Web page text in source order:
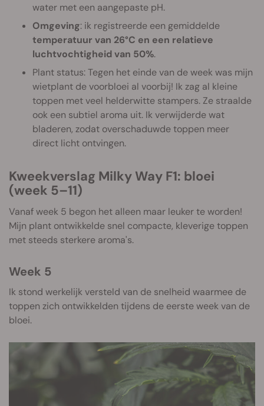
water met een aangepaste pH.
Omgeving: ik registreerde een gemiddelde
temperatuur van 26°C en een relatieve
luchtvochtigheid van 50%.
Plant status: Tegen het einde van de week was mijn
wietplant de voorbloei al voorbij! Ik zag al kleine
toppen met veel helderwitte stampers. Ze straalde
ook een subtiel aroma uit. Ik verwijderde wat
bladeren, zodat overschaduwde toppen meer
direct licht ontvingen.
Kweekverslag Milky Way F1: bloei
(week 5–11)
Vanaf week 5 begon het alleen maar leuker te worden!
Mijn plant ontwikkelde snel compacte, kleverige toppen
met steeds sterkere aroma's.
Week 5
Ik stond werkelijk versteld van de snelheid waarmee de
toppen zich ontwikkelden tijdens de eerste week van de
bloei.